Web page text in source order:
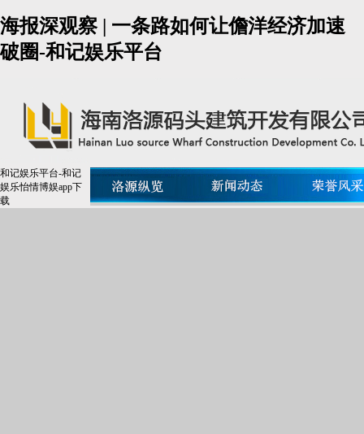
海报深观察 | 一条路如何让儋洋经济加速
破圈-和记娱乐平台
和记娱乐平台-和记
娱乐怡情博娱app下
载